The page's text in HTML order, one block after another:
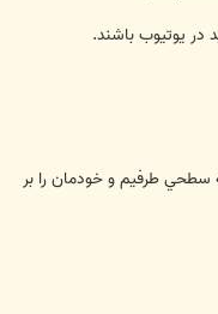
در يوتيوب باشند.
طرفيم و خودمان را بر